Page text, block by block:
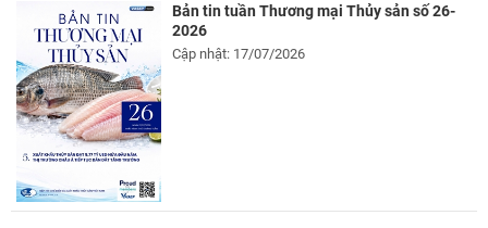
Bản tin tuần Thương mại Thủy sản số 26-
2026
Cập nhật: 17/07/2026